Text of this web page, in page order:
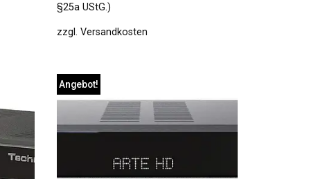
§25a UStG.)
zzgl.Versandkosten
Angebot!